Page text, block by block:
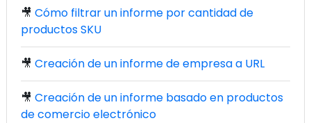
🎥 Cómo filtrar un informe por cantidad de
productos SKU
🎥 Creación de un informe de empresa a URL
🎥 Creación de un informe basado en productos
de comercio electrónico